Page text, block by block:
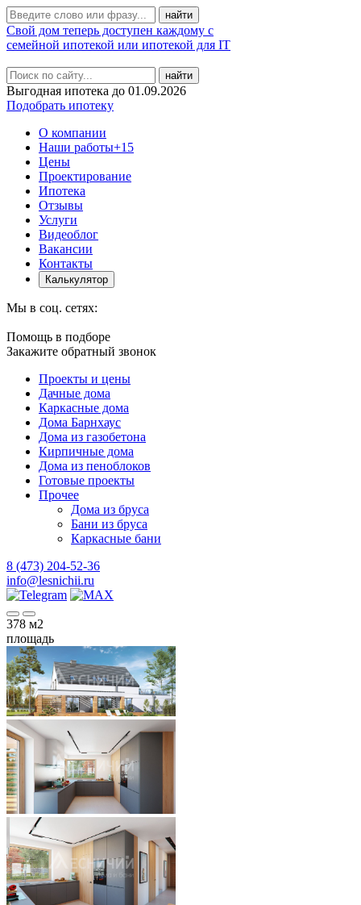
Свой дом теперь доступен каждому с
семейной ипотекой или ипотекой для IT
найти
Выгодная ипотека до 01.09.2026
Подобрать ипотеку
О компании
Наши работы+15
Цены
Проектирование
Ипотека
Отзывы
Услуги
Видеоблог
Вакансии
Контакты
Калькулятор
Мы в соц. сетях:
Помощь в подборе
Закажите обратный звонок
Проекты и цены
Дачные дома
Каркасные дома
Дома Барнхаус
Дома из газобетона
Кирпичные дома
Дома из пеноблоков
Готовые проекты
Прочее
Дома из бруса
Бани из бруса
Каркасные бани
8 (473) 204-52-36
info@lesnichii.ru
378 м2
площадь